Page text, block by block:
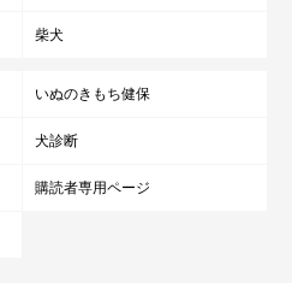
柴犬
いぬのきもち健保
犬診断
購読者専用ページ